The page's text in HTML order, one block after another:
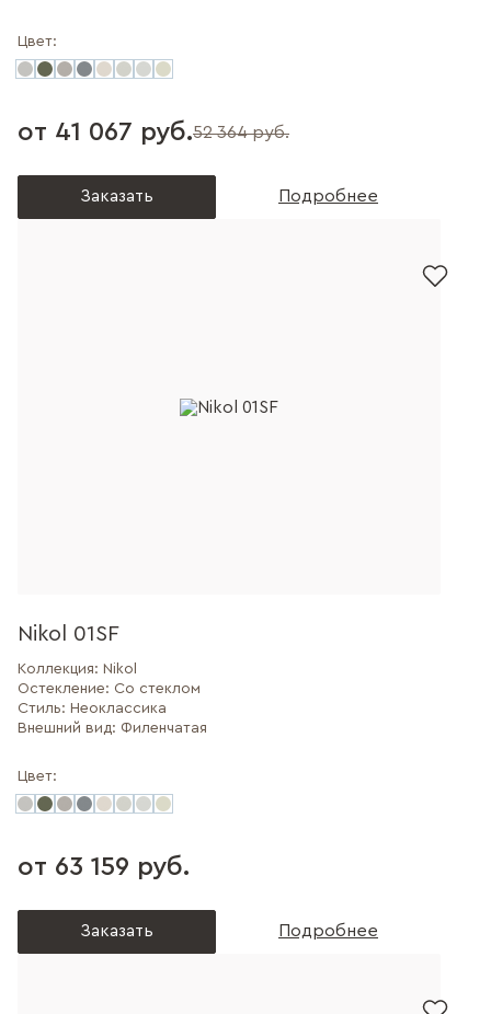
Цвет:
от 41 067 руб.52 364 руб.
Заказать Подробнее
Nikol 01SF
Коллекция: Nikol
Остекление: Со стеклом
Стиль: Неоклассика
Внешний вид: Филенчатая
Цвет:
от 63 159 руб.
Заказать Подробнее